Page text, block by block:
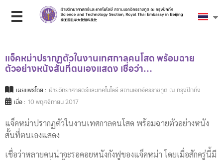
แจ็คหม่าปรากฏตัวในงานเทศกาลคนโสด พร้อมฉาย
ตัวอย่างหนังสั้นที่ตนเองแสดง เชื่อว่า…
เผยแพร่โดย : ฝ่ายวิทยาศาสตร์และเทคโนโลยี สถานเอกอัครราชทูต ณ กรุงปักกิ่ง
เมื่อ : 10 พฤศจิกายน 2017
แจ็คหม่าปรากฏตัวในงานเทศกาลคนโสด พร้อมฉายตัวอย่างหนัง
สั้นที่ตนเองแสดง
เชื่อว่าหลายคนน่าจะรอคอยหนังกังฟูของแจ็คหม่า โดยเมื่อสักครู่นี้มี